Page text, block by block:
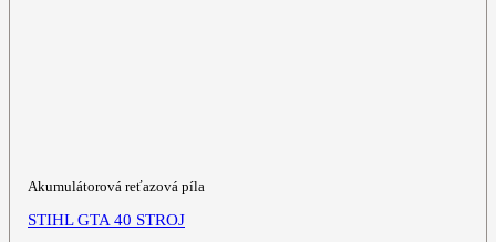
Akumulátorová reťazová píla
STIHL GTA 40 STROJ